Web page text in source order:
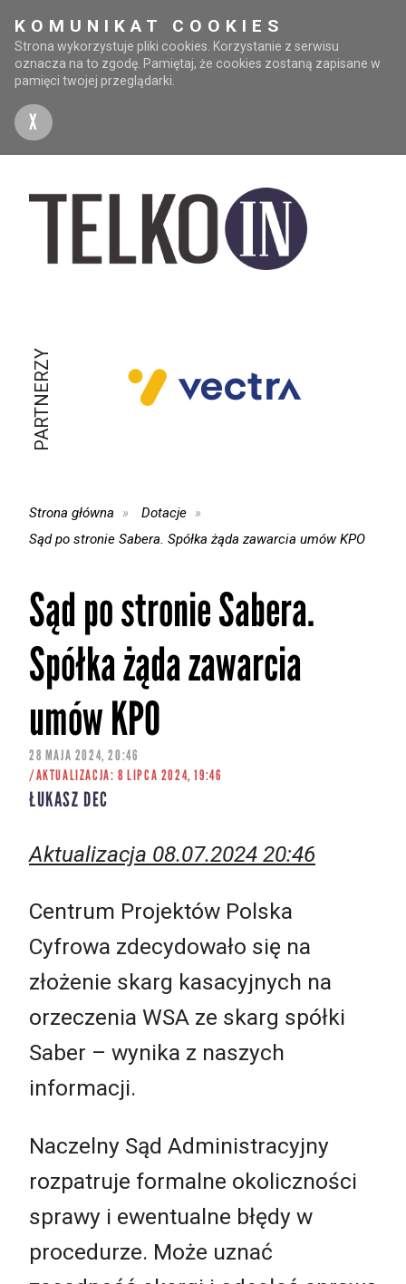
KOMUNIKAT COOKIES
Strona wykorzystuje pliki cookies. Korzystanie z serwisu
oznacza na to zgodę. Pamiętaj, że cookies zostaną zapisane w
pamięci twojej przeglądarki.
X
PARTNERZY
Strona główna
Dotacje
Sąd po stronie Sabera. Spółka żąda zawarcia umów KPO
Sąd po stronie Sabera.
Spółka żąda zawarcia
umów KPO
28 MAJA 2024, 20:46
/AKTUALIZACJA: 8 LIPCA 2024, 19:46
ŁUKASZ DEC
Aktualizacja 08.07.2024 20:46
Centrum Projektów Polska
Cyfrowa zdecydowało się na
złożenie skarg kasacyjnych na
orzeczenia WSA ze skarg spółki
Saber – wynika z naszych
informacji.
Naczelny Sąd Administracyjny
rozpatruje formalne okoliczności
sprawy i ewentualne błędy w
procedurze. Może uznać